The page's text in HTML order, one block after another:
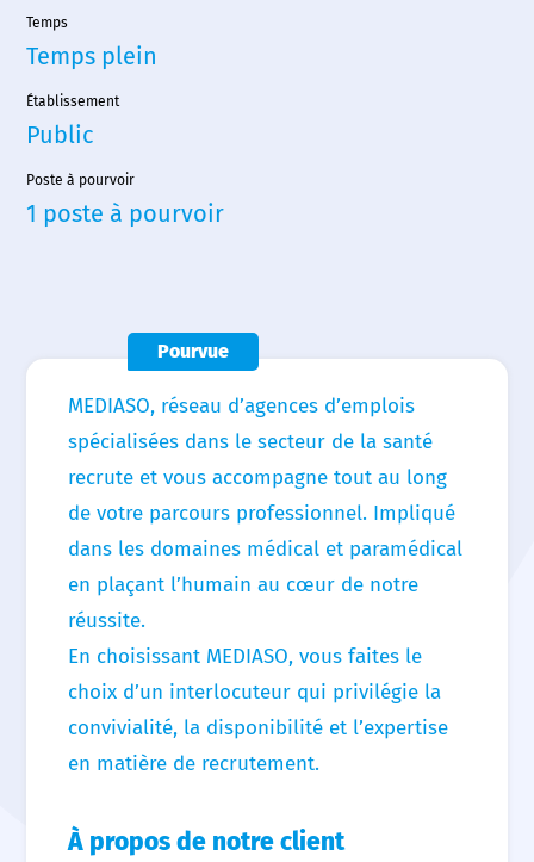
Accueil
Nos actualités
Nos offres d’emploi
Contact
Temps
Temps plein
Établissement
Public
Poste à pourvoir
1 poste à pourvoir
Pourvue
MEDIASO, réseau d’agences d’emplois
spécialisées dans le secteur de la santé
recrute et vous accompagne tout au long
de votre parcours professionnel. Impliqué
dans les domaines médical et paramédical
en plaçant l’humain au cœur de notre
réussite.
En choisissant MEDIASO, vous faites le
choix d’un interlocuteur qui privilégie la
convivialité, la disponibilité et l’expertise
en matière de recrutement.
À propos de notre client